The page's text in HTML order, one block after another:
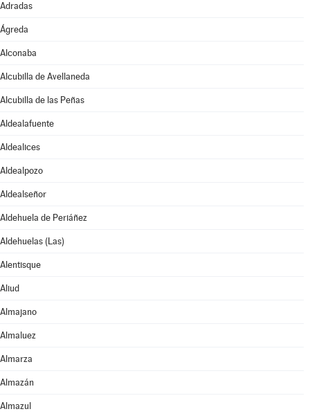
Adradas
Ágreda
Alconaba
Alcubilla de Avellaneda
Alcubilla de las Peñas
Aldealafuente
Aldealices
Aldealpozo
Aldealseñor
Aldehuela de Periáñez
Aldehuelas (Las)
Alentisque
Aliud
Almajano
Almaluez
Almarza
Almazán
Almazul